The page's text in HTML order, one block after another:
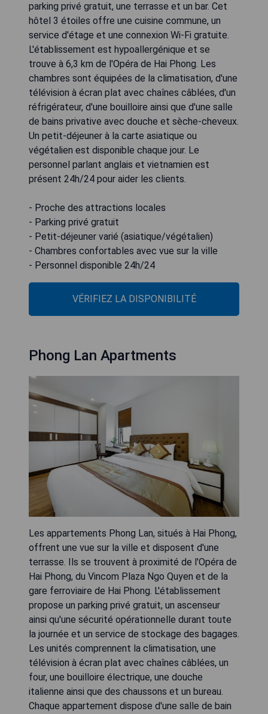
parking privé gratuit, une terrasse et un bar. Cet
hôtel 3 étoiles offre une cuisine commune, un
service d'étage et une connexion Wi-Fi gratuite.
L'établissement est hypoallergénique et se
trouve à 6,3 km de l'Opéra de Hai Phong. Les
chambres sont équipées de la climatisation, d'une
télévision à écran plat avec chaînes câblées, d'un
réfrigérateur, d'une bouilloire ainsi que d'une salle
de bains privative avec douche et sèche-cheveux.
Un petit-déjeuner à la carte asiatique ou
végétalien est disponible chaque jour. Le
personnel parlant anglais et vietnamien est
présent 24h/24 pour aider les clients.
- Proche des attractions locales
- Parking privé gratuit
- Petit-déjeuner varié (asiatique/végétalien)
- Chambres confortables avec vue sur la ville
- Personnel disponible 24h/24
VÉRIFIEZ LA DISPONIBILITÉ
Phong Lan Apartments
Les appartements Phong Lan, situés à Hai Phong,
offrent une vue sur la ville et disposent d'une
terrasse. Ils se trouvent à proximité de l'Opéra de
Hai Phong, du Vincom Plaza Ngo Quyen et de la
gare ferroviaire de Hai Phong. L'établissement
propose un parking privé gratuit, un ascenseur
ainsi qu'une sécurité opérationnelle durant toute
la journée et un service de stockage des bagages.
Les unités comprennent la climatisation, une
télévision à écran plat avec chaînes câblées, un
four, une bouilloire électrique, une douche
italienne ainsi que des chaussons et un bureau.
Chaque appartement dispose d'une salle de bain